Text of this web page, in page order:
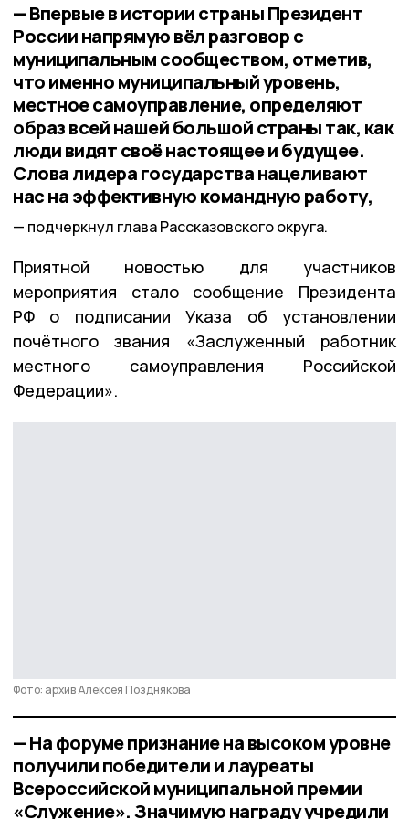
— Впервые в истории страны Президент
России напрямую вёл разговор с
муниципальным сообществом, отметив,
что именно муниципальный уровень,
местное самоуправление, определяют
образ всей нашей большой страны так, как
люди видят своё настоящее и будущее.
Слова лидера государства нацеливают
нас на эффективную командную работу,
подчеркнул глава Рассказовского округа.
Приятной новостью для участников
мероприятия стало сообщение Президента
РФ о подписании Указа об установлении
почётного звания «Заслуженный работник
местного самоуправления Российской
Федерации».
Фото: архив Алексея Позднякова
— На форуме признание на высоком уровне
получили победители и лауреаты
Всероссийской муниципальной премии
«Служение». Значимую награду учредили